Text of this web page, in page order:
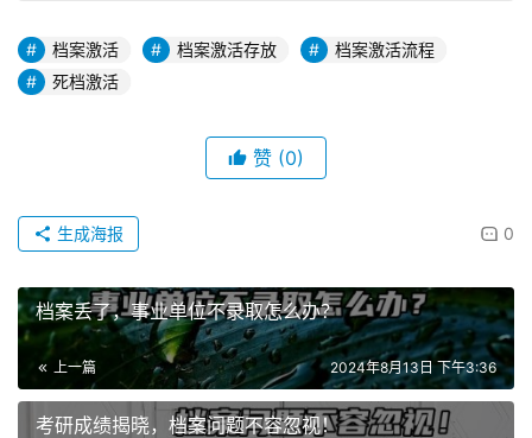
档案激活 档案激活存放
档案激活流程
死档激活
赞 (0)
0
生成海报
档案丢了，事业单位不录取怎么办？
上一篇 2024年8月13日 下午3:36
考研成绩揭晓，档案问题不容忽视！